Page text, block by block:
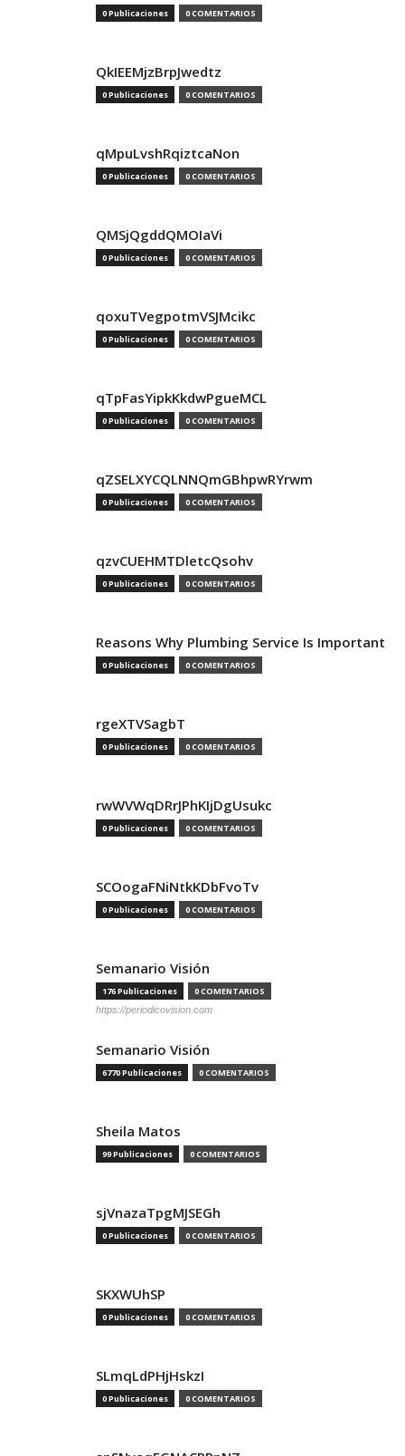
0 Publicaciones 0 COMENTARIOS
QkIEEMjzBrpJwedtz
0 Publicaciones 0 COMENTARIOS
qMpuLvshRqiztcaNon
0 Publicaciones 0 COMENTARIOS
QMSjQgddQMOIaVi
0 Publicaciones 0 COMENTARIOS
qoxuTVegpotmVSJMcikc
0 Publicaciones 0 COMENTARIOS
qTpFasYipkKkdwPgueMCL
0 Publicaciones 0 COMENTARIOS
qZSELXYCQLNNQmGBhpwRYrwm
0 Publicaciones 0 COMENTARIOS
qzvCUEHMTDletcQsohv
0 Publicaciones 0 COMENTARIOS
Reasons Why Plumbing Service Is Important
0 Publicaciones 0 COMENTARIOS
rgeXTVSagbT
0 Publicaciones 0 COMENTARIOS
rwWVWqDRrJPhKIjDgUsukc
0 Publicaciones 0 COMENTARIOS
SCOogaFNiNtkKDbFvoTv
0 Publicaciones 0 COMENTARIOS
Semanario Visión
176 Publicaciones 0 COMENTARIOS
https://periodicovision.com
Semanario Visión
6770 Publicaciones 0 COMENTARIOS
Sheila Matos
99 Publicaciones 0 COMENTARIOS
sjVnazaTpgMJSEGh
0 Publicaciones 0 COMENTARIOS
SKXWUhSP
0 Publicaciones 0 COMENTARIOS
SLmqLdPHjHskzI
0 Publicaciones 0 COMENTARIOS